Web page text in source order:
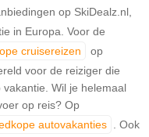
op SkiDealz.nl,
in Europa. Voor de
cruisereizen
op
voor de reiziger die
Wil je helemaal
op reis? Op
autovakanties . Ook